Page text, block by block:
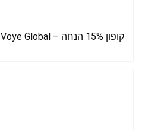
קופון 15% הנחה – Voye Global וויי גלובל